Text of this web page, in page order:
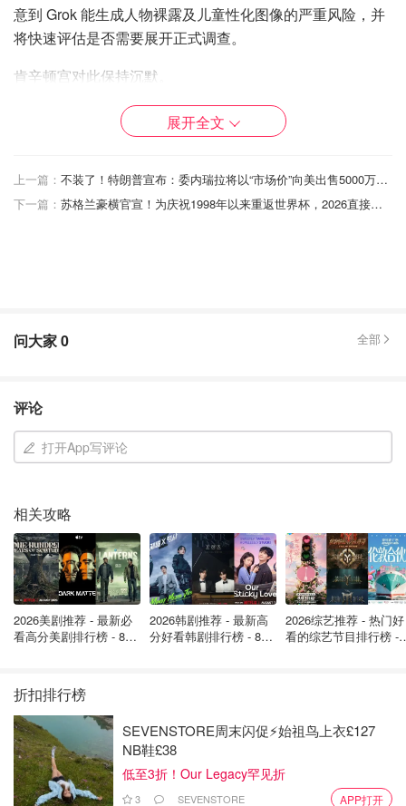
意到 Grok 能生成人物裸露及儿童性化图像的严重风险，并
将快速评估是否需要展开正式调查。
肯辛顿宫对此保持沉默。
Grok 生成非法内容。埃隆·马斯克也发文强调，任何要求 AI
生成非法内容的人，将承担与自己上传这些内容相同的后
果。Grok 的使用政策也明确禁止“以色情方式描绘人物肖
王妃的深度伪造图像在网络上引发强烈愤怒。有人痛斥：
“太恶心了。凯特几十年来一直遭受各种形式的侵犯。”也有
人表示：“这对任何女性或儿童来说都令人作呕。”还有网友
直言：“AI已经失控了，必须被严格监管。”
展开全文
上一篇：
不装了！特朗普宣布：委内瑞拉将以“市场价”向美出售5000万桶原油！
下一篇：
苏格兰豪横官宣！为庆祝1998年以来重返世界杯，2026直接新增1天公共假期！
问大家0 全部
评论
打开App写评论
相关攻略
2026美剧推荐 - 最新必
看高分美剧排行榜 - 8月
2026韩剧推荐 - 最新高
分好看韩剧排行榜 - 8月
2026综艺推荐 - 热门好
看的综艺节目排行榜 -
折扣排行榜
SEVENSTORE周末闪促⚡️始祖鸟上衣£127
NB鞋£38
低至3折！Our Legacy罕见折
3 SEVENSTORE APP打开